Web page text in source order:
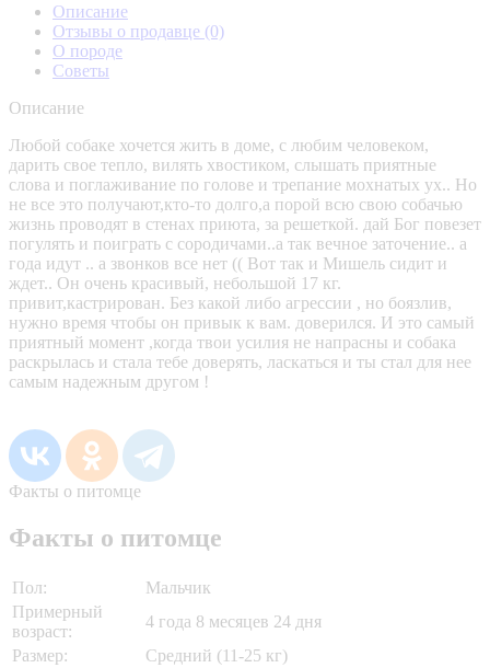
Описание
Отзывы о продавце (0)
О породе
Советы
Описание
Любой собаке хочется жить в доме, с любим человеком,
дарить свое тепло, вилять хвостиком, слышать приятные
слова и поглаживание по голове и трепание мохнатых ух.. Но
не все это получают,кто-то долго,а порой всю свою собачью
жизнь проводят в стенах приюта, за решеткой. дай Бог повезет
погулять и поиграть с сородичами..а так вечное заточение.. а
года идут .. а звонков все нет (( Вот так и Мишель сидит и
ждет.. Он очень красивый, небольшой 17 кг.
привит,кастрирован. Без какой либо агрессии , но боязлив,
нужно время чтобы он привык к вам. доверился. И это самый
приятный момент ,когда твои усилия не напрасны и собака
раскрылась и стала тебе доверять, ласкаться и ты стал для нее
самым надежным другом !
Факты о питомце
Факты о питомце
Пол:
Мальчик
Примерный
возраст:
4 года 8 месяцев 24 дня
Размер:
Средний (11-25 кг)